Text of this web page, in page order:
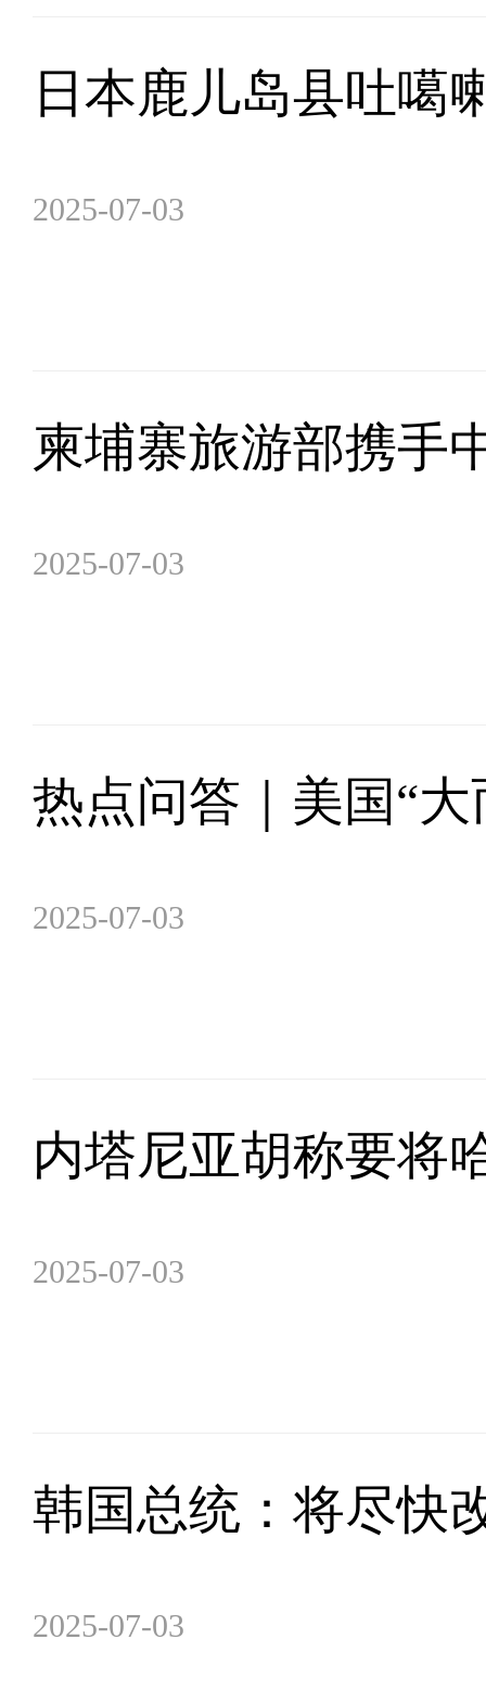
日本鹿儿岛县吐噶
2025-07-03
柬埔寨旅游部携手
2025-07-03
热点问答｜美国“
2025-07-03
内塔尼亚胡称要将
2025-07-03
韩国总统：将尽快
2025-07-03